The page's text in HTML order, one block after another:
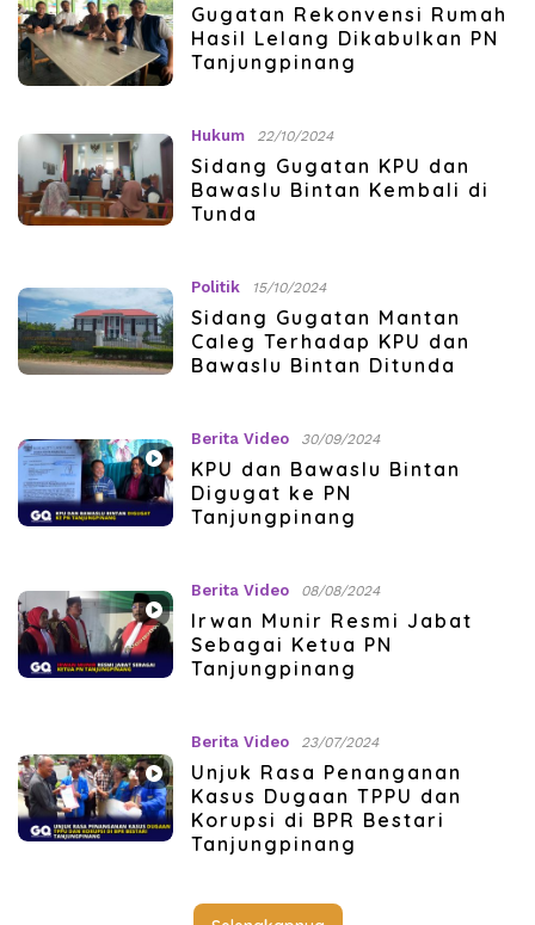
Gugatan Rekonvensi Rumah
Hasil Lelang Dikabulkan PN
Tanjungpinang
Hukum 22/10/2024
Sidang Gugatan KPU dan
Bawaslu Bintan Kembali di
Tunda
Politik 15/10/2024
Sidang Gugatan Mantan
Caleg Terhadap KPU dan
Bawaslu Bintan Ditunda
Berita Video 30/09/2024
KPU dan Bawaslu Bintan
Digugat ke PN
Tanjungpinang
Berita Video 08/08/2024
Irwan Munir Resmi Jabat
Sebagai Ketua PN
Tanjungpinang
Berita Video 23/07/2024
Unjuk Rasa Penanganan
Kasus Dugaan TPPU dan
Korupsi di BPR Bestari
Tanjungpinang